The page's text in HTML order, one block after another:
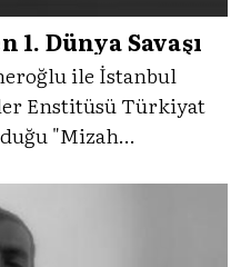
Dünya Savaşı
ile İstanbul
Enstitüsü Türkiyat
"Mizah